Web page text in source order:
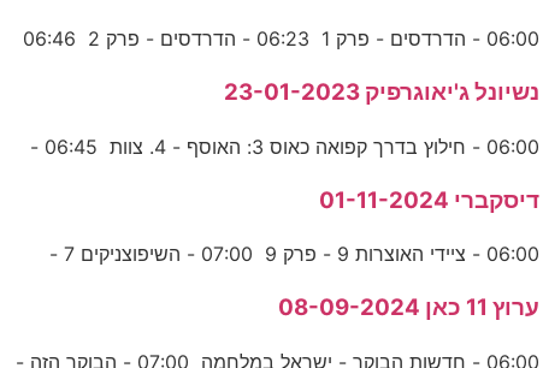
06:00 - הדרדסים - פרק 1 06:23 - הדרדסים - פרק 2 06:46
נשיונל ג'יאוגרפיק 23-01-2023
06:00 - חילוץ בדרך קפואה כאוס 3: האוסף - 4. צוות 06:45 -
דיסקברי 01-11-2024
06:00 - ציידי האוצרות 9 - פרק 9 07:00 - השיפוצניקים 7 -
ערוץ 11 כאן 08-09-2024
06:00 - חדשות הבוקר - ישראל במלחמה 07:00 - הבוקר הזה -